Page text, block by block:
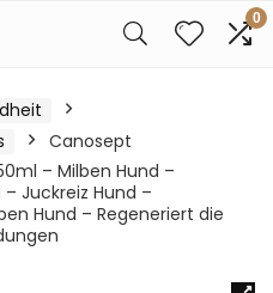
0
Canosept
– Milben Hund –
Juckreiz Hund –
Hund – Regeneriert die